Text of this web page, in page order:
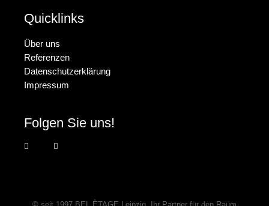
Quicklinks
Über uns
Referenzen
Datenschutzerklärung
Impressum
Folgen Sie uns!